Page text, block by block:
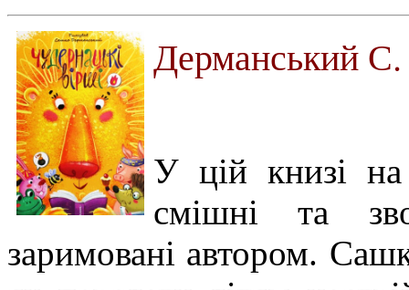
Дерманський С.
У цій книзі на
смішні та
заримовані автором.